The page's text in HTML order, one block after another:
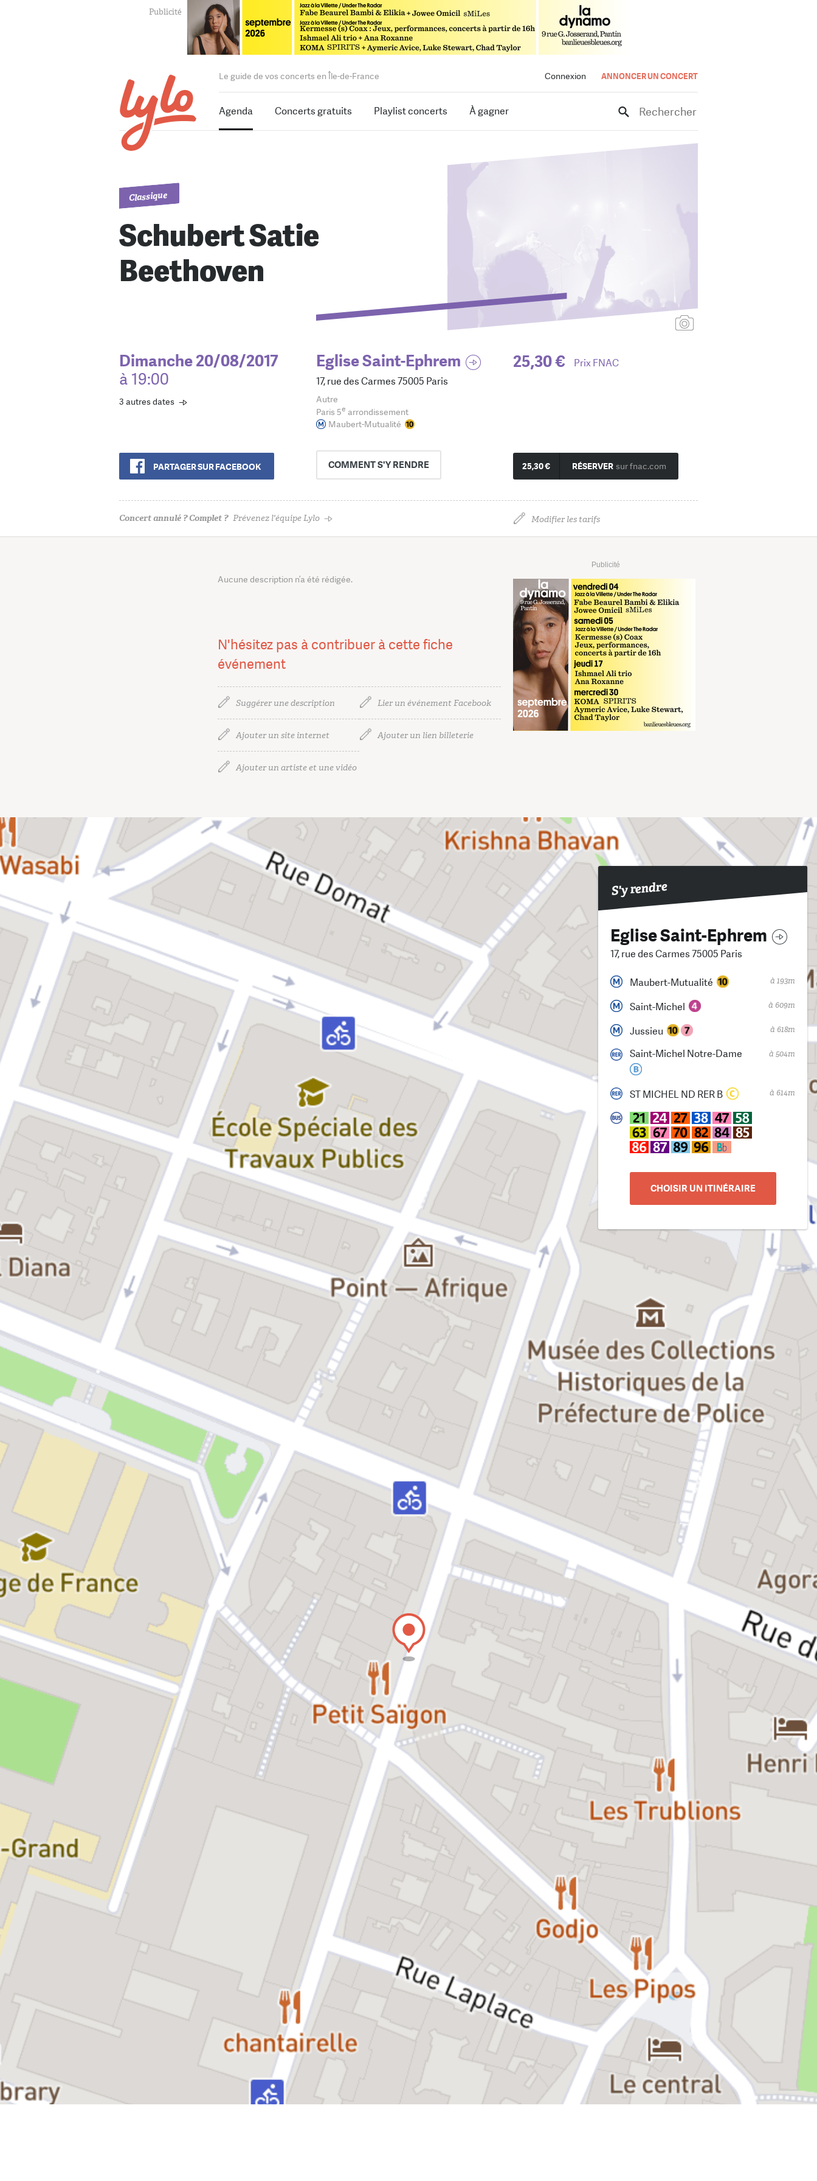
Connexion ANNONCER UN CONCERT
Le guide de vos concerts en Île-de-France
Agenda Concerts gratuits Playlist concerts À gagner Rechercher
Classique
Schubert Satie
Beethoven
Dimanche 20/08/2017
à 19:00
3 autres dates
PARTAGER SUR FACEBOOK
Eglise Saint-Ephrem
17, rue des Carmes 75005 Paris
Autre
Paris 5e arrondissement
Maubert-Mutualité
COMMENTS'Y RENDRE
25,30 € Prix FNAC
25,30 € RÉSERVER sur fnac.com
Concert annulé ? Complet ? Prévenez l'équipe Lylo Modifier les tarifs
Publicité
Aucune description n’a été rédigée.
N'hésitez pas à contribuer à cette fiche
événement
Suggérer une description Lier un événement Facebook
Ajouter un site internet Ajouter un lien billeterie
Ajouter un artiste et une vidéo
S'y rendre
Eglise Saint-Ephrem
17, rue des Carmes 75005 Paris
Maubert-Mutualité à 193m
Saint-Michel à 609m
Jussieu à 618m
Saint-Michel Notre-Dame à 504m
ST MICHEL ND RER B à 614m
CHOISIR UN ITINÉRAIRE